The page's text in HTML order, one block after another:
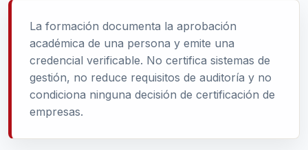
La formación documenta la aprobación
académica de una persona y emite una
credencial verificable. No certifica sistemas de
gestión, no reduce requisitos de auditoría y no
condiciona ninguna decisión de certificación de
empresas.